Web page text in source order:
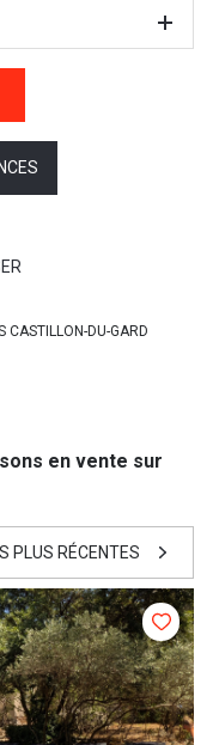
CASTILLON-DU-GARD
en vente sur
PLUS RÉCENTES